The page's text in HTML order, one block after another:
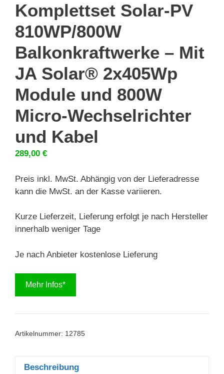
Komplettset Solar-PV
810WP/800W
Balkonkraftwerke – Mit
JA Solar® 2x405Wp
Module und 800W
Micro-Wechselrichter
und Kabel
289,00 €
Preis inkl. MwSt. Abhängig von der Lieferadresse
kann die MwSt. an der Kasse variieren.
Kurze Lieferzeit, Lieferung erfolgt je nach Hersteller
innerhalb weniger Tage
Je nach Anbieter kostenlose Lieferung
Mehr Infos*
Artikelnummer: 12785
Beschreibung